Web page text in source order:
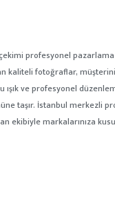
profesyonel
kaliteli fotoğraflar,
ışık ve profesyonel
taşır. İstanbul merkezli
ekibiyle markalarınıza